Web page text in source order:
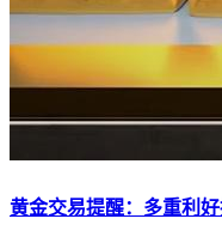
黄金交易提醒：多重利好